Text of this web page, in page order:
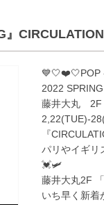
💙🤍❤️🤍POP
2022
藤井大丸 2F
2,22(TUE)-
『
パリやイギリ
💓🛩
藤井大丸2F
いち早く新着